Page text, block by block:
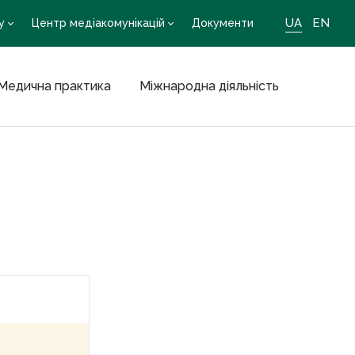
Центр медіакомунікацій Документи UA EN
практика Міжнародна діяльність